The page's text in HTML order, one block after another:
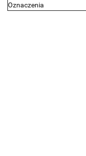
Oznaczenia